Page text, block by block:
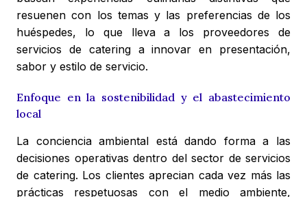
resuenen con los temas y las preferencias de los
huéspedes, lo que lleva a los proveedores de
servicios de catering a innovar en presentación,
sabor y estilo de servicio.
Enfoque en la sostenibilidad y el abastecimiento
local
La conciencia ambiental está dando forma a las
decisiones operativas dentro del sector de servicios
de catering. Los clientes aprecian cada vez más las
prácticas respetuosas con el medio ambiente,